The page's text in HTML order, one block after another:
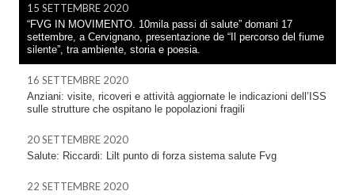
15 SETTEMBRE 2020
“FVG IN MOVIMENTO. 10mila passi di salute” domani 17
settembre, a Cervignano, presentazione de “Il percorso del fiume
silente”, tra ambiente, storia e poesia.
16 SETTEMBRE 2020
Anziani: visite, ricoveri e attività aggiornate le indicazioni dell’ISS
sulle strutture che ospitano le popolazioni fragili
20 SETTEMBRE 2020
Salute: Riccardi: Lilt punto di forza sistema salute Fvg
22 SETTEMBRE 2020